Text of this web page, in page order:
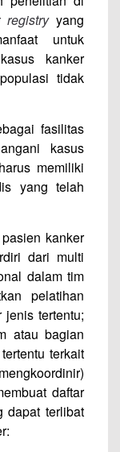
registryyang
untuk
kanker
tidak
fasilitas
kasus
memiliki
yang telah
kanker
dari multi
dalam tim
pelatihan
tertentu;
atau bagian
terkait
daftar
dapat terlibat